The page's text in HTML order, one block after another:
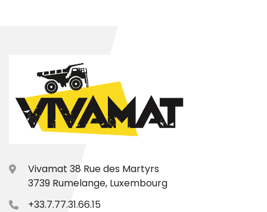
Vivamat 38 Rue des Martyrs
3739 Rumelange, Luxembourg
+33.7.77.31.66.15